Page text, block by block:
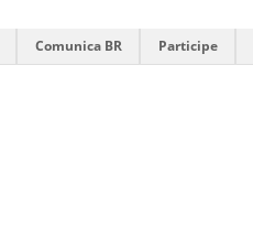
Comunica BR Participe